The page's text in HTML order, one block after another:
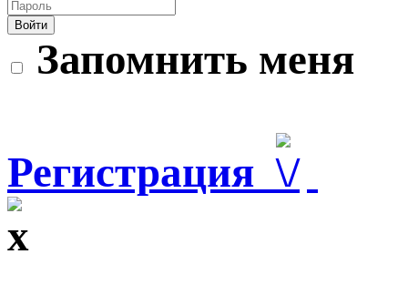
Войти
Запомнить меня
Регистрация